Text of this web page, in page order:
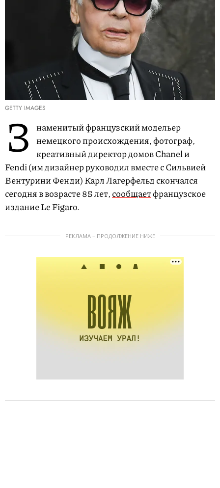
GETTY IMAGES
З
наменитый французский модельер
немецкого происхождения, фотограф,
креативный директор домов Chanel и
Fendi (им дизайнер руководил вместе с Сильвией
Вентурини Фенди) Карл Лагерфельд скончался
сегодня в возрасте 85 лет,сообщаетфранцузское
издание Le Figaro.
РЕКЛАМА – ПРОДОЛЖЕНИЕ НИЖЕ